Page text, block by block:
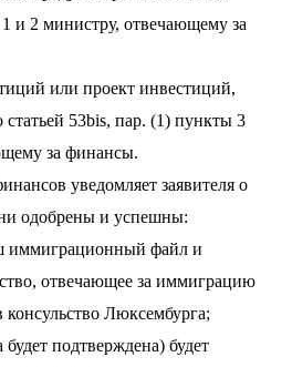
и 2 министру, отвечающему за
или проект инвестиций,
статьей 53bis, пар. (1) пункты 3
за финансы.
уведомляет заявителя о
одобрены и успешны:
иммиграционный файл и
отвечающее за иммиграцию
Люксембурга;
будет подтверждена) будет